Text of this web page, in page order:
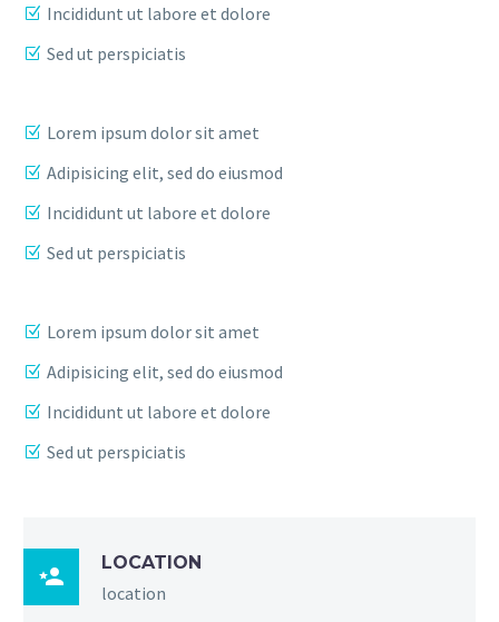
Incididunt ut labore et dolore
Sed ut perspiciatis
Lorem ipsum dolor sit amet
Adipisicing elit, sed do eiusmod
Incididunt ut labore et dolore
Sed ut perspiciatis
Lorem ipsum dolor sit amet
Adipisicing elit, sed do eiusmod
Incididunt ut labore et dolore
Sed ut perspiciatis

LOCATION
location